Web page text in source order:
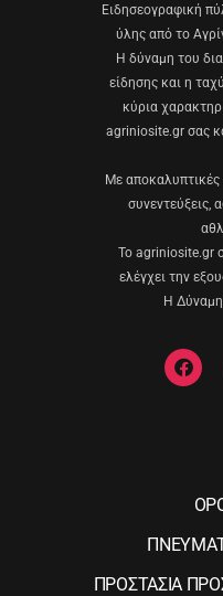
Eιδησεογραφική
ύλης από το
Η δύναμη του
είδησης και η
κύρια
agriniosite.gr σας
Με αποκαλυπτικές
συνεντεύξεις,
Το agriniosite.gr
ελέγχει την
Η
ΠΡΟΣΤΑΣΙΑ